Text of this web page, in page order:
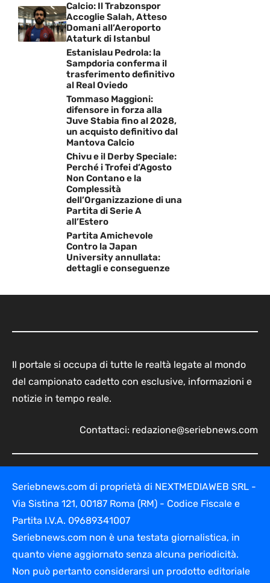
Calcio: Il Trabzonspor
Accoglie Salah, Atteso
Domani all’Aeroporto
Ataturk di Istanbul
Estanislau Pedrola: la
Sampdoria conferma il
trasferimento definitivo
al Real Oviedo
Tommaso Maggioni:
difensore in forza alla
Juve Stabia fino al 2028,
un acquisto definitivo dal
Mantova Calcio
Chivu e il Derby Speciale:
Perché i Trofei d’Agosto
Non Contano e la
Complessità
dell’Organizzazione di una
Partita di Serie A
all’Estero
Partita Amichevole
Contro la Japan
University annullata:
dettagli e conseguenze
Il portale si occupa di tutte le realtà legate al mondo
del campionato cadetto con esclusive, informazioni e
notizie in tempo reale.
Contattaci: redazione@seriebnews.com
Seriebnews.com di proprietà di NEXTMEDIAWEB SRL -
Via Sistina 121, 00187 Roma (RM) - Codice Fiscale e
Partita I.V.A. 09689341007
Seriebnews.com non è una testata giornalistica, in
quanto viene aggiornato senza alcuna periodicità.
Non può pertanto considerarsi un prodotto editoriale